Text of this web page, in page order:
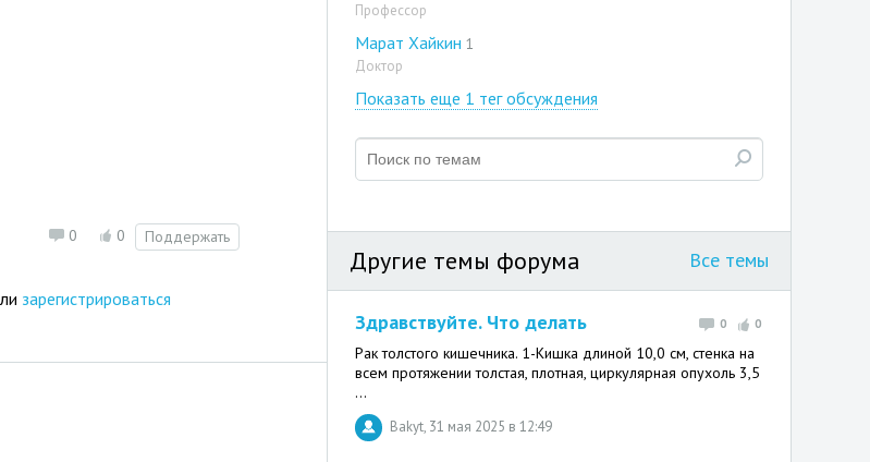
0 0 Поддержать
зарегистрироваться
Профессор
Марат Хайкин 1
Доктор
Показать еще 1 тег обсуждения
Все темы
Другие темы форума
0 0
Здравствуйте. Что делать
Рак толстого кишечника. 1-Кишка длиной 10,0 см, стенка на
всем протяжении толстая, плотная, циркулярная опухоль 3,5
...
Bakyt, 31 мая 2025 в 12:49